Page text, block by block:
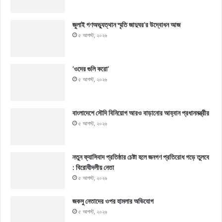
জুলাই গণঅভ্যুত্থান স্মৃতি জাদুঘর’র উদ্বোধন আজ
৫ আগস্ট, ২০২৬
‘ওদের গুলি করো’
৫ আগস্ট, ২০২৬
বাংলাদেশে সৌদি বিনিয়োগ আরও বাড়ানোর আহ্বান প্রধানমন্ত্রীর
৫ আগস্ট, ২০২৬
নতুন ফ্যাসিবাদ প্রতিষ্ঠার চেষ্টা হলে জনগণ প্রতিরোধ গড়ে তুলবে
: বিরোধীদলীয় নেতা
৫ আগস্ট, ২০২৬
জকসু নেতাদের ওপর হামলার অভিযোগ
৫ আগস্ট, ২০২৬